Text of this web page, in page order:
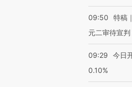
09:50
特稿
元二审待宣
09:29
今日
0.10%